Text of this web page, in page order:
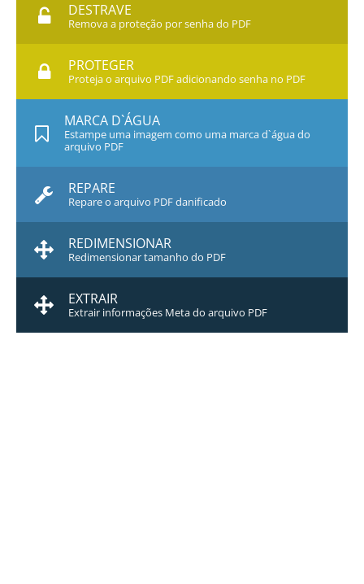
DESTRAVE
Remova a proteção por senha do PDF
PROTEGER
Proteja o arquivo PDF adicionando senha no PDF
MARCA D`ÁGUA
Estampe uma imagem como uma marca d`água do
arquivo PDF
REPARE
Repare o arquivo PDF danificado
REDIMENSIONAR
Redimensionar tamanho do PDF
EXTRAIR
Extrair informações Meta do arquivo PDF